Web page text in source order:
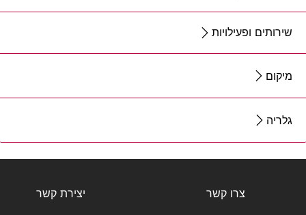
שירותים ופעילויות
מיקום
גלריה
צרו קשר יצירת קשר